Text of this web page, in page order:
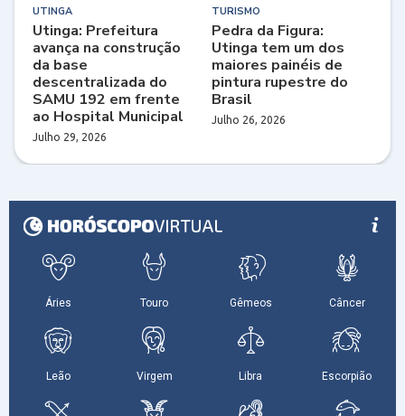
UTINGA
Utinga: Prefeitura
avança na construção
da base
descentralizada do
SAMU 192 em frente
ao Hospital Municipal
Julho 29, 2026
TURISMO
Pedra da Figura:
Utinga tem um dos
maiores painéis de
pintura rupestre do
Brasil
Julho 26, 2026